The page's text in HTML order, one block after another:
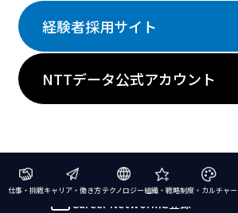
経験者採用サイト
NTTデータ公式アカウント
仕事・挑戦キャリア・働き方テクノロジー組織・戦略制度・カルチャー
Career Networkに登録